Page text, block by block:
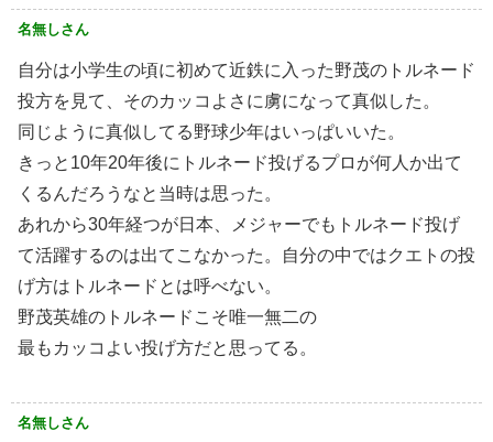
名無しさん
自分は小学生の頃に初めて近鉄に入った野茂のトルネード
投方を見て、そのカッコよさに虜になって真似した。
同じように真似してる野球少年はいっぱいいた。
きっと10年20年後にトルネード投げるプロが何人か出て
くるんだろうなと当時は思った。
あれから30年経つが日本、メジャーでもトルネード投げ
て活躍するのは出てこなかった。自分の中ではクエトの投
げ方はトルネードとは呼べない。
野茂英雄のトルネードこそ唯一無二の
最もカッコよい投げ方だと思ってる。
名無しさん